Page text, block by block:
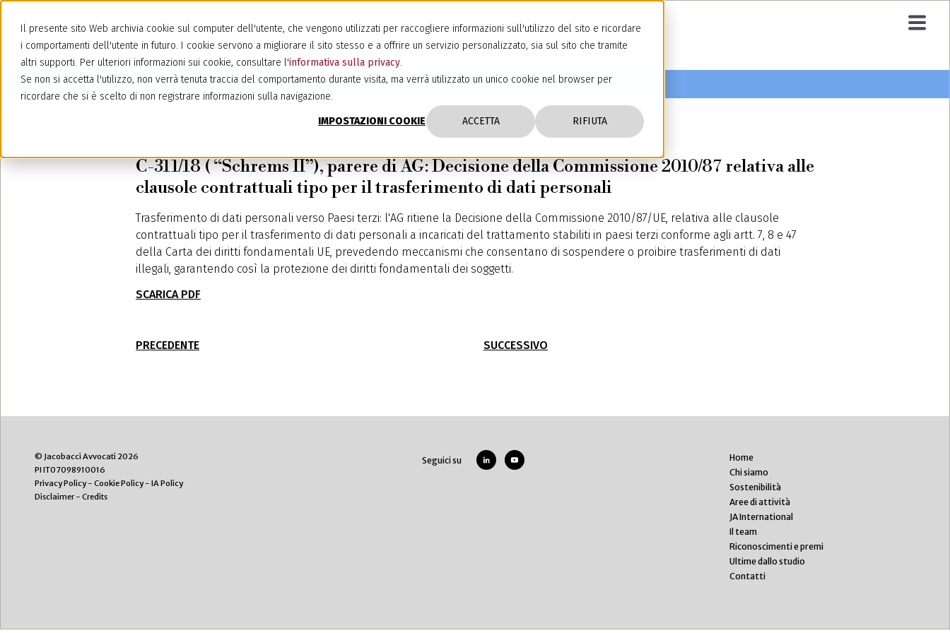
Il presente sito Web archivia cookie sul computer dell'utente, che vengono utilizzati per raccogliere informazioni sull'utilizzo del sito e ricordare
i comportamenti dell'utente in futuro. I cookie servono a migliorare il sito stesso e a offrire un servizio personalizzato, sia sul sito che tramite
altri supporti. Per ulteriori informazioni sui cookie, consultare l'informativa sulla privacy.
Se non si accetta l'utilizzo, non verrà tenuta traccia del comportamento durante visita, ma verrà utilizzato un unico cookie nel browser per
ricordare che si è scelto di non registrare informazioni sulla navigazione.
IMPOSTAZIONI COOKIE ACCETTA RIFIUTA
C-311/18 ( “Schrems II”), parere di AG: Decisione della Commissione 2010/87 relativa alle
clausole contrattuali tipo per il trasferimento di dati personali
Trasferimento di dati personali verso Paesi terzi: l'AG ritiene la Decisione della Commissione 2010/87/UE, relativa alle clausole
contrattuali tipo per il trasferimento di dati personali a incaricati del trattamento stabiliti in paesi terzi conforme agli artt. 7, 8 e 47
della Carta dei diritti fondamentali UE, prevedendo meccanismi che consentano di sospendere o proibire trasferimenti di dati
illegali, garantendo così la protezione dei diritti fondamentali dei soggetti.
SCARICA PDF
PRECEDENTE SUCCESSIVO
© Jacobacci Avvocati 2026
PI IT07098910016
Privacy Policy- Cookie Policy- IA Policy
Disclaimer- Credits
Seguici su
Home
Chi siamo
Sostenibilità
Aree di attività
JA International
Il team
Riconoscimenti e premi
Ultime dallo studio
Contatti